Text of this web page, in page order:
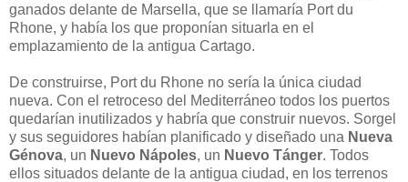
ganados delante de Marsella, que se llamaría Port du
Rhone, y había los que proponían situarla en el
emplazamiento de la antigua Cartago.
De construirse, Port du Rhone no sería la única ciudad
nueva. Con el retroceso del Mediterráneo todos los puertos
quedarían inutilizados y habría que construir nuevos. Sorgel
y sus seguidores habían planificado y diseñado una Nueva
Génova, un Nuevo Nápoles, un Nuevo Tánger. Todos
ellos situados delante de la antigua ciudad, en los terrenos